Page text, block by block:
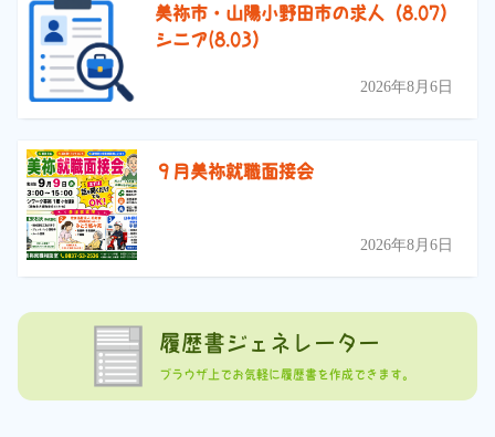
美祢市・山陽小野田市の求人（8.07）
シニア(8.03）
2026年8月6日
９月美祢就職面接会
2026年8月6日
履歴書ジェネレーター
ブラウザ上でお気軽に履歴書を作成できます。